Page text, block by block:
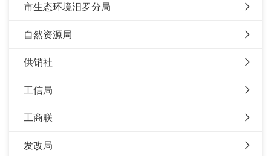
市生态环境汨罗分局
自然资源局
供销社
工信局
工商联
发改局